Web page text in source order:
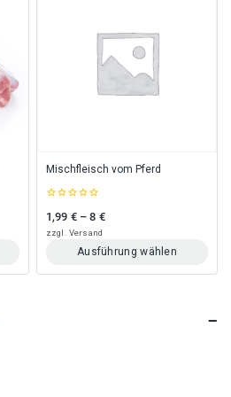
Mischfleisch vom Pferd
out
of
1,99 € –8 €Preisspanne: 1,99 € bis 8 €
zzgl. Versand
Ausführung wählen
Dieses